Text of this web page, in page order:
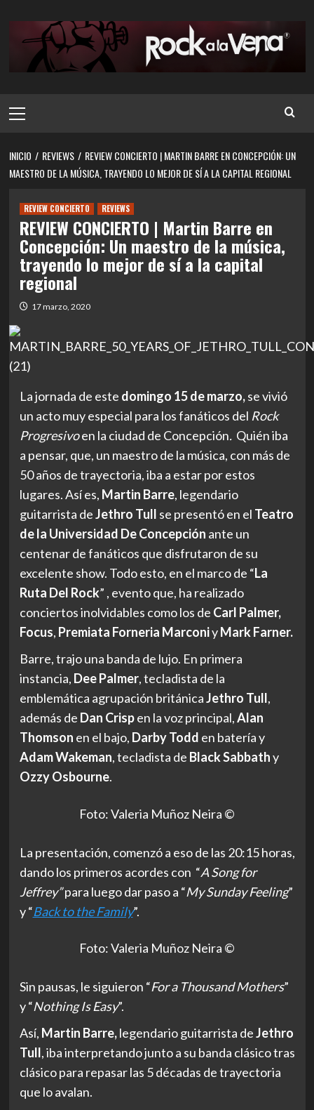
contenido
principal
INICIO REVIEWS
REVIEW CONCIERTO | MARTIN BARRE EN CONCEPCIÓN: UN
MAESTRO DE LA MÚSICA, TRAYENDO LO MEJOR DE SÍ A LA CAPITAL REGIONAL
REVIEW CONCIERTO REVIEWS
REVIEW CONCIERTO | Martin Barre en
Concepción: Un maestro de la música,
trayendo lo mejor de sí a la capital
regional
17 marzo, 2020
La jornada de este domingo 15 de marzo,se vivió
un acto muy especial para los fanáticos del Rock
Progresivoen la ciudad de Concepción.Quién iba
a pensar, que, un maestro de la música, con más de
50 años de trayectoria, iba a estar por estos
lugares. Así es, Martin Barre, legendario
guitarrista deJethro Tull se presentó en el Teatro
de la Universidad De Concepción ante un
centenar de fanáticos que disfrutaron de su
excelente show. Todo esto, en el marco de “La
Ruta Del Rock” , evento que, ha realizado
conciertos inolvidables como los de Carl Palmer,
Focus, Premiata Forneria MarconiyMark Farner.
Barre, trajo una banda de lujo. En primera
instancia, Dee Palmer, tecladista de la
emblemática agrupación británicaJethro Tull,
además de Dan Crispen la voz principal,Alan
Thomson en el bajo, Darby Todd en batería y
Adam Wakeman, tecladista de Black Sabbathy
Ozzy Osbourne.
Foto: Valeria Muñoz Neira ©
La presentación, comenzó a eso de las 20:15 horas,
dando los primeros acordes con “A Song for
Jeffrey”para luego dar paso a “My Sunday Feeling”
y “Back to the Family”.
Foto: Valeria Muñoz Neira ©
Sin pausas, le siguieron “For a Thousand Mothers”
y “Nothing Is Easy”.
Así, Martin Barre,legendario guitarrista deJethro
Tull, iba interpretando junto a su banda clásico tras
clásico para repasar las 5 décadas de trayectoria
que lo avalan.